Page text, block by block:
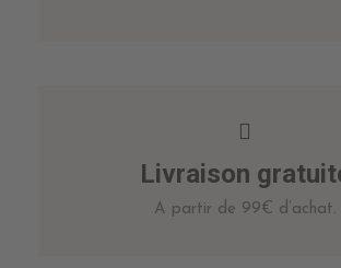
Livraison
A partir de 99€ d’achat.